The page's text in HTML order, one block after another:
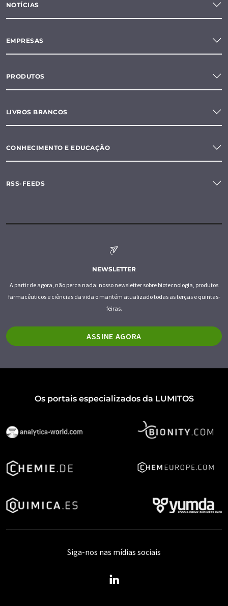
NOTÍCIAS
EMPRESAS
PRODUTOS
LIVROS BRANCOS
CONHECIMENTO E EDUCAÇÃO
RSS-FEEDS
NEWSLETTER
A partir de agora, não perca nada: nosso newsletter sobre biotecnologia, produtos
farmacêuticos e ciências da vida o mantém atualizado todas as terças e quintas-
feiras.
ASSINE AGORA
Os portais especializados da LUMITOS
Siga-nos nas mídias sociais